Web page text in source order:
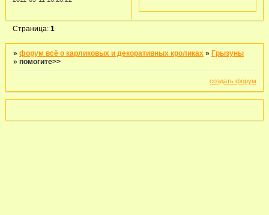
Страница:1
»форум всё о карликовых и декоративных кроликах » Грызуны
»помогите>>
создать форум